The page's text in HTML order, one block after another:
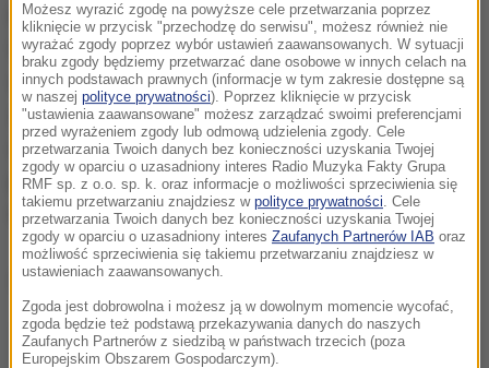
Przypomnijmy, że do incydentu doszło na ul. Żwirki i
Wigury w Legnicy. Na krążącym po sieci nagraniu
widać, jak młodzież kopie, a w końcu przewraca na
ziemię mężczyznę, który jest pod wpływem
alkoholu. Zaatakowany nie broni się. Pobiciu
przygląda się grupa młodych ludzi. Żaden z nich nie
interweniuje.
Dalsza część artykułu pod materiałem video:
Możesz wyrazić zgodę na powyższe cele przetwarzania poprzez
kliknięcie w przycisk "przechodzę do serwisu", możesz również nie
wyrażać zgody poprzez wybór ustawień zaawansowanych. W sytuacji
braku zgody będziemy przetwarzać dane osobowe w innych celach na
innych podstawach prawnych (informacje w tym zakresie dostępne są
w naszej polityce prywatności). Poprzez kliknięcie w przycisk
"ustawienia zaawansowane" możesz zarządzać swoimi preferencjami
przed wyrażeniem zgody lub odmową udzielenia zgody. Cele
przetwarzania Twoich danych bez konieczności uzyskania Twojej
zgody w oparciu o uzasadniony interes Radio Muzyka Fakty Grupa
RMF sp. z o.o. sp. k. oraz informacje o możliwości sprzeciwienia się
takiemu przetwarzaniu znajdziesz w polityce prywatności . Cele
przetwarzania Twoich danych bez konieczności uzyskania Twojej
zgody w oparciu o uzasadniony interes Zaufanych Partnerów IAB oraz
możliwość sprzeciwienia się takiemu przetwarzaniu znajdziesz w
ustawieniach zaawansowanych.
Zgoda jest dobrowolna i możesz ją w dowolnym momencie wycofać,
zgoda będzie też podstawą przekazywania danych do naszych
Zaufanych Partnerów z siedzibą w państwach trzecich (poza
Europejskim Obszarem Gospodarczym).